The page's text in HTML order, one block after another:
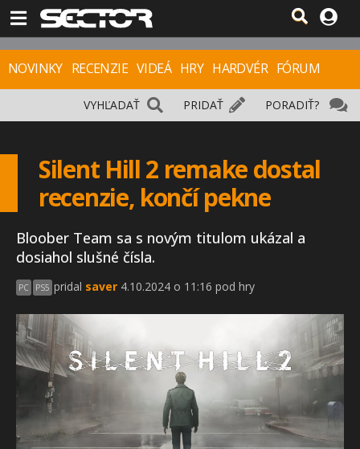
NOVINKY RECENZIE VIDEÁ HRY HARDVÉR FÓRUM
PORADIŤ?
PRIDAŤ
VYHĽADAŤ
Silent Hill 2 remake dostal
recenzie, končí pekne
Bloober Team sa s novým titulom ukázal a
dosiahol slušné čísla.
PC PS5 pridal saver 4.10.2024 o 11:16 pod hry